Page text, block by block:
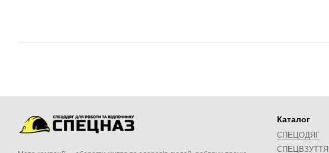
Каталог
СПЕЦОДЯГ
СПЕЦВЗУТТЯ